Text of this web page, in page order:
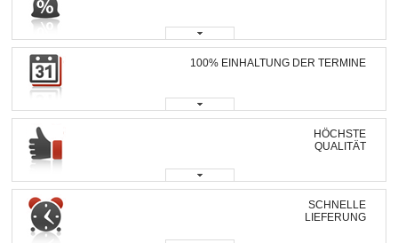
100% EINHALTUNG DER TERMINE
HÖCHSTE
QUALITÄT
SCHNELLE
LIEFERUNG